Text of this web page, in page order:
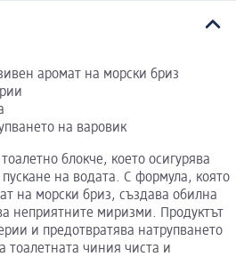
аромат на морски бриз
на варовик
блокче, което осигурява
на водата. С формула, която
на морски бриз, създава обилна
неприятните миризми. Продуктът
и предотвратява натрупването
тоалетната чиния чиста и